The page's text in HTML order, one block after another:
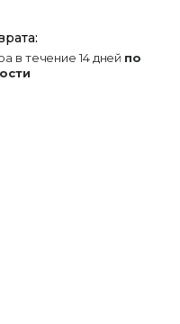
в течение 14 дней по